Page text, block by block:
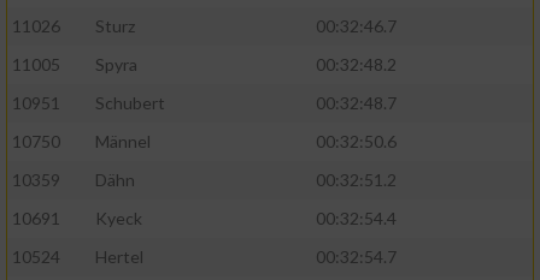
11026
Sturz
00:32:46.7
11005
Spyra
00:32:48.2
10951
Schubert
00:32:48.7
10750
Männel
00:32:50.6
10359
Dähn
00:32:51.2
10691
Kyeck
00:32:54.4
10524
Hertel
00:32:54.7
verschiedenen Quellen
Entwicklung und Verbesserung der Angebote
Verwendung reduzierter Daten zur Auswahl
Verwendung genauer Standortdaten